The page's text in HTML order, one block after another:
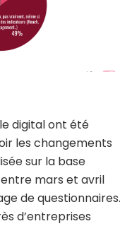
digital ont été
les changements
sur la base
mars et avril
de questionnaires.
d’entreprises